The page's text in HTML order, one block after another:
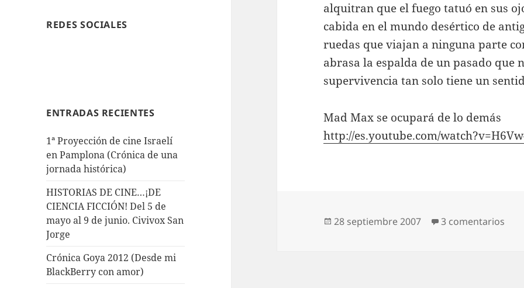
REDES SOCIALES
ENTRADAS RECIENTES
1ª Proyección de cine Israelí
en Pamplona (Crónica de una
jornada histórica)
HISTORIAS DE CINE…¡DE
CIENCIA FICCIÓN! Del 5 de
mayo al 9 de junio. Civivox San
Jorge
Crónica Goya 2012 (Desde mi
BlackBerry con amor)
alquitran que el fuego tatuó en sus
cabida en el mundo desértico de
ruedas que viajan a ninguna parte
abrasa la espalda de un pasado que
supervivencia tan solo tiene un
Mad Max se ocupará de lo demás
http://es.youtube.com/
Publicado
28 septiembre 2007 3 comentarios